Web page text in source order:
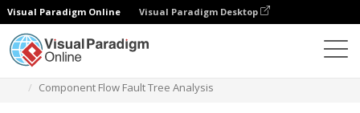
Visual Paradigm Online Visual Paradigm Desktop
Component Flow Fault Tree Analysis